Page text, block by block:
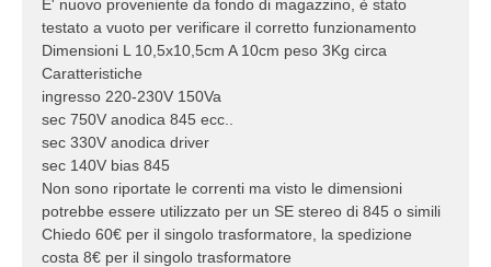
E' nuovo proveniente da fondo di magazzino, è stato
testato a vuoto per verificare il corretto funzionamento
Dimensioni L 10,5x10,5cm A 10cm peso 3Kg circa
Caratteristiche
ingresso 220-230V 150Va
sec 750V anodica 845 ecc..
sec 330V anodica driver
sec 140V bias 845
Non sono riportate le correnti ma visto le dimensioni
potrebbe essere utilizzato per un SE stereo di 845 o simili
Chiedo 60€ per il singolo trasformatore, la spedizione
costa 8€ per il singolo trasformatore